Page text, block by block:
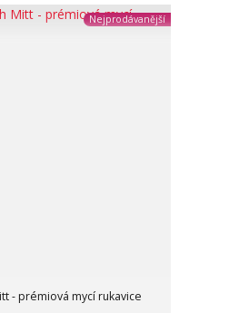
Nejprodávanější
- prémiová mycí rukavice